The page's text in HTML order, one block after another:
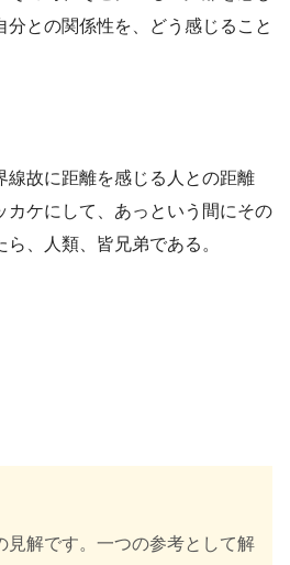
分との関係性を、どう感じること
線故に距離を感じる人との距離
カケにして、あっという間にその
、人類、皆兄弟である。
見解です。一つの参考として解